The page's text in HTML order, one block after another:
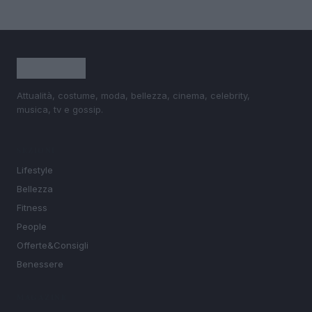
Attualità, costume, moda, bellezza, cinema, celebrity,
musica, tv e gossip.
Lifestyle
Bellezza
Fitness
People
Offerte&Consigli
Benessere